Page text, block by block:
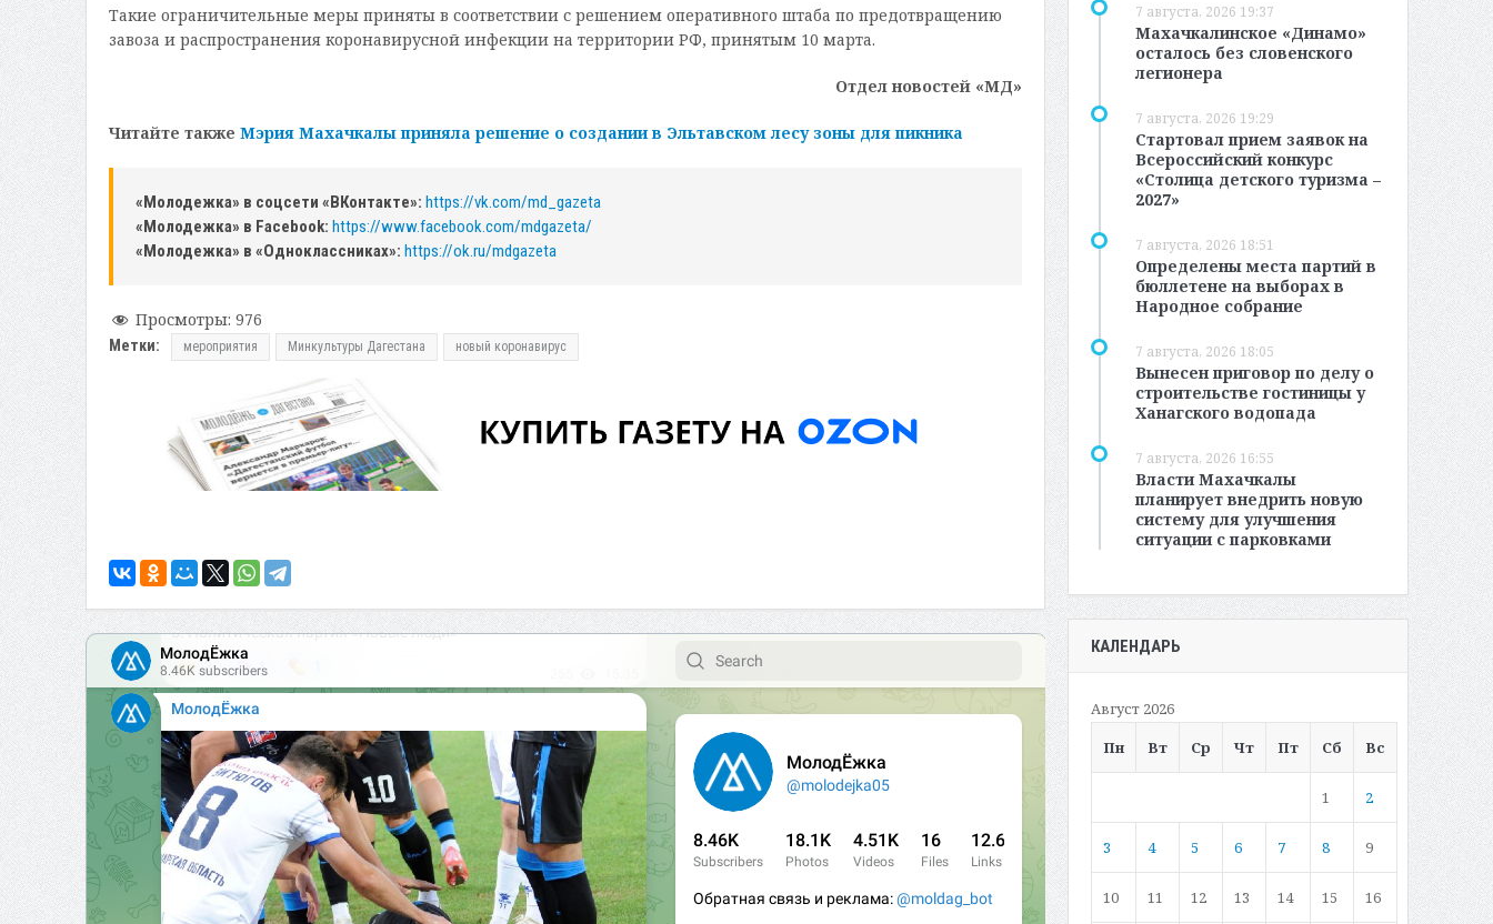
Такие ограничительные меры приняты в соответствии с решением оперативного штаба по предотвращению
завоза и распространения коронавирусной инфекции на территории РФ, принятым 10 марта.
Отдел новостей «МД»
Читайте также Мэрия Махачкалы приняла решение о создании в Эльтавском лесу зоны для пикника
«Молодежка» в соцсети «ВКонтакте»: https://vk.com/md_gazeta
«Молодежка» в Facebook: https://www.facebook.com/mdgazeta/
«Молодежка» в «Одноклассниках»: https://ok.ru/mdgazeta
Просмотры: 976
Метки: мероприятия Минкультуры Дагестана новый коронавирус
7 августа, 2026 19:37
Махачкалинское «Динамо»
осталось без словенского
легионера
7 августа, 2026 19:29
Стартовал прием заявок на
Всероссийский конкурс
«Столица детского туризма –
2027»
7 августа, 2026 18:51
Определены места партий в
бюллетене на выборах в
Народное собрание
7 августа, 2026 18:05
Вынесен приговор по делу о
строительстве гостиницы у
Ханагского водопада
7 августа, 2026 16:55
Власти Махачкалы
планирует внедрить новую
систему для улучшения
ситуации с парковками
КАЛЕНДАРЬ
Август 2026
Пн
Вт Ср Чт Пт Сб Вс
1 2
3 4 5 6 7 8 9
10 11 12 13 14 15 16